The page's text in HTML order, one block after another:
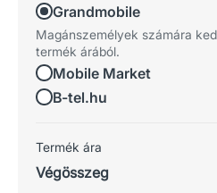
Grandmobile
Magánszemélyek számára
termék árából.
Mobile Market
B-tel.hu
Termék ára
Végösszeg